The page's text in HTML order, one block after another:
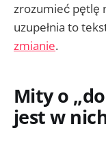
zrozumieć pętlę
uzupełnia to
zmianie.
Mity o
jest w